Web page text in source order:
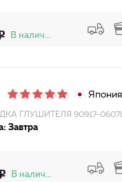
В наличии
Япония
ГЛУШИТЕЛЯ 90917-
Завтра
В наличии